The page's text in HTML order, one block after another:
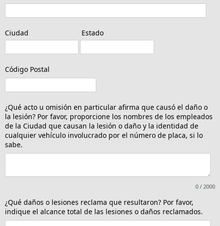
Ciudad Estado
Código Postal
¿Qué acto u omisión en particular afirma que causó el daño o
la lesión? Por favor, proporcione los nombres de los empleados
de la Ciudad que causan la lesión o daño y la identidad de
cualquier vehículo involucrado por el número de placa, si lo
sabe.
0 / 2000
¿Qué daños o lesiones reclama que resultaron? Por favor,
indique el alcance total de las lesiones o daños reclamados.